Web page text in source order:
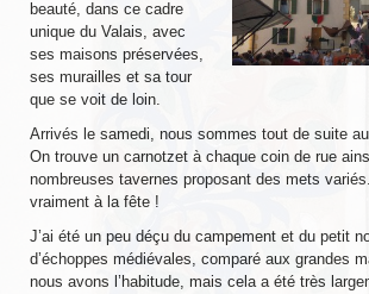
Harald
Pouick
Clairemonde
Armorial
beauté, dans ce cadre
unique du Valais, avec
ses maisons préservées,
ses murailles et sa tour
que se voit de loin.
Arrivés le samedi, nous sommes tout de suite
On trouve un carnotzet à chaque coin de rue
nombreuses tavernes proposant des mets
vraiment à la fête !
J’ai été un peu déçu du campement et du petit
d’échoppes médiévales, comparé aux grandes
nous avons l’habitude, mais cela a été très